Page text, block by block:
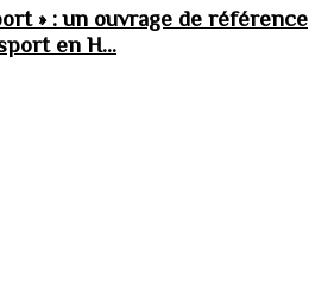
» : un ouvrage de référence
en H...